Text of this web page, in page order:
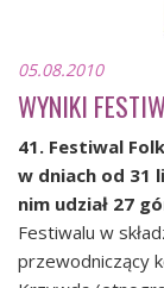
05.08.2010
WYNIKI
41. Festiwal
w dniach od 31
nim udział 27
Festiwalu w
przewodniczący